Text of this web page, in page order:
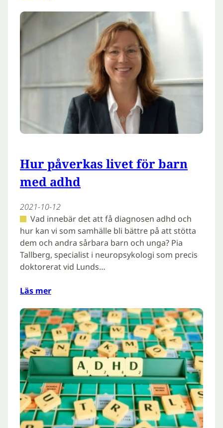
Hur påverkas livet för barn
med adhd
2021-10-12
Vad innebär det att få diagnosen adhd och
hur kan vi som samhälle bli bättre på att stötta
dem och andra sårbara barn och unga? Pia
Tallberg, specialist i neuropsykologi som precis
doktorerat vid Lunds…
Läs mer